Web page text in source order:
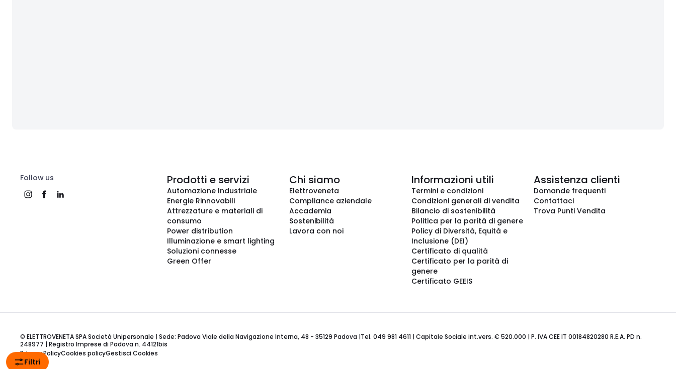
Filtri
Follow us Prodotti e servizi
Automazione Industriale
Energie Rinnovabili
Attrezzature e materiali di
consumo
Power distribution
Illuminazione e smart lighting
Soluzioni connesse
Green Offer
Chi siamo
Elettroveneta
Compliance aziendale
Accademia
Sostenibilità
Lavora con noi
Informazioni utili
Termini e condizioni
Condizioni generali di vendita
Bilancio di sostenibilità
Politica per la parità di genere
Policy di Diversità, Equità e
Inclusione (DEI)
Certificato di qualità
Certificato per la parità di
genere
Certificato GEEIS
Assistenza clienti
Domande frequenti
Contattaci
Trova Punti Vendita
© ELETTROVENETA SPA Società Unipersonale | Sede: Padova Viale della Navigazione Interna, 48 - 35129 Padova |Tel. 049 981 4611 | Capitale Sociale int.vers. € 520.000 | P. IVA CEE IT 00184820280 R.E.A. PD n.
248977 | Registro Imprese di Padova n. 44121bis
Privacy PolicyCookies policyGestisci Cookies